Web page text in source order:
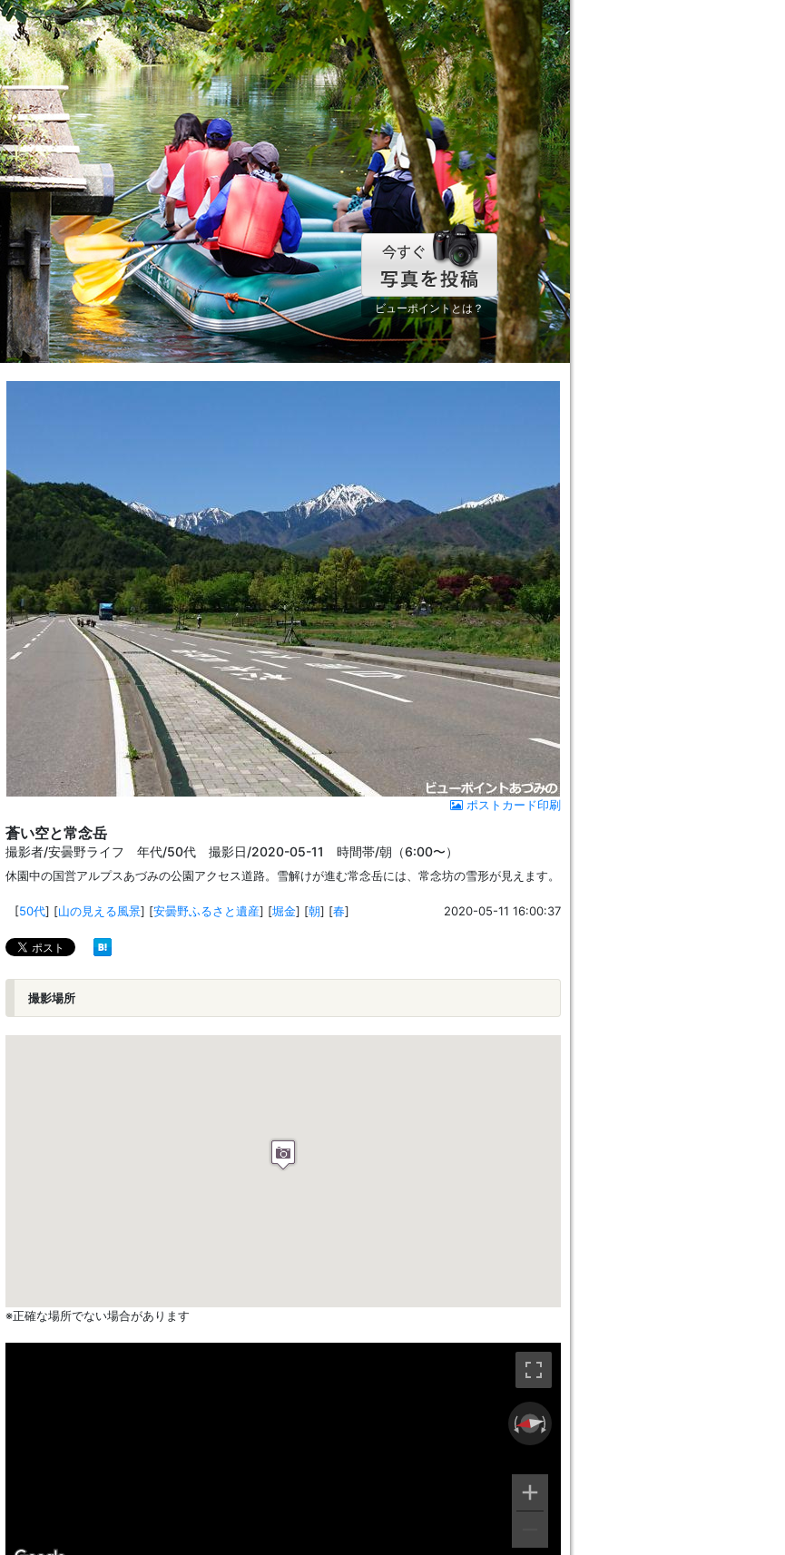
ビューポイントとは？
ポストカード印刷
蒼い空と常念岳
撮影者/安曇野ライフ 年代/50代 撮影日/2020-05-11 時間帯/朝（6:00〜）
休園中の国営アルプスあづみの公園アクセス道路。雪解けが進む常念岳には、常念坊の雪形が見えます。
[50代] [山の見える風景] [安曇野ふるさと遺産] [堀金] [朝] [春] 2020-05-11 16:00:37
撮影場所
※正確な場所でない場合があります